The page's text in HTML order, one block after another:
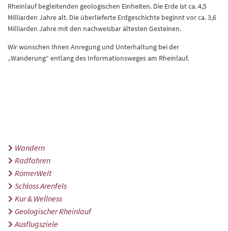
Rheinlauf begleitenden geologischen Einheiten. Die Erde ist ca. 4,5
Milliarden Jahre alt. Die überlieferte Erdgeschichte beginnt vor ca. 3,6
Milliarden Jahre mit den nachweisbar ältesten Gesteinen.
Wir wünschen Ihnen Anregung und Unterhaltung bei der
„Wanderung“ entlang des Informationsweges am Rheinlauf.
Wandern
Radfahren
RömerWelt
Schloss Arenfels
Kur & Wellness
Geologischer Rheinlauf
Ausflugsziele